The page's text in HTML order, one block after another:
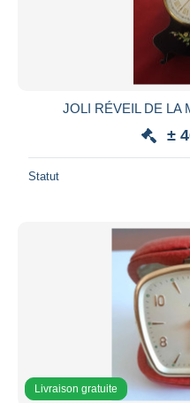
JOLI RÉVEIL DE LA
±
Statut
Livraison gratuite